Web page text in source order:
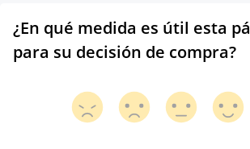
¿En qué medida es útil esta
para su decisión de compra?